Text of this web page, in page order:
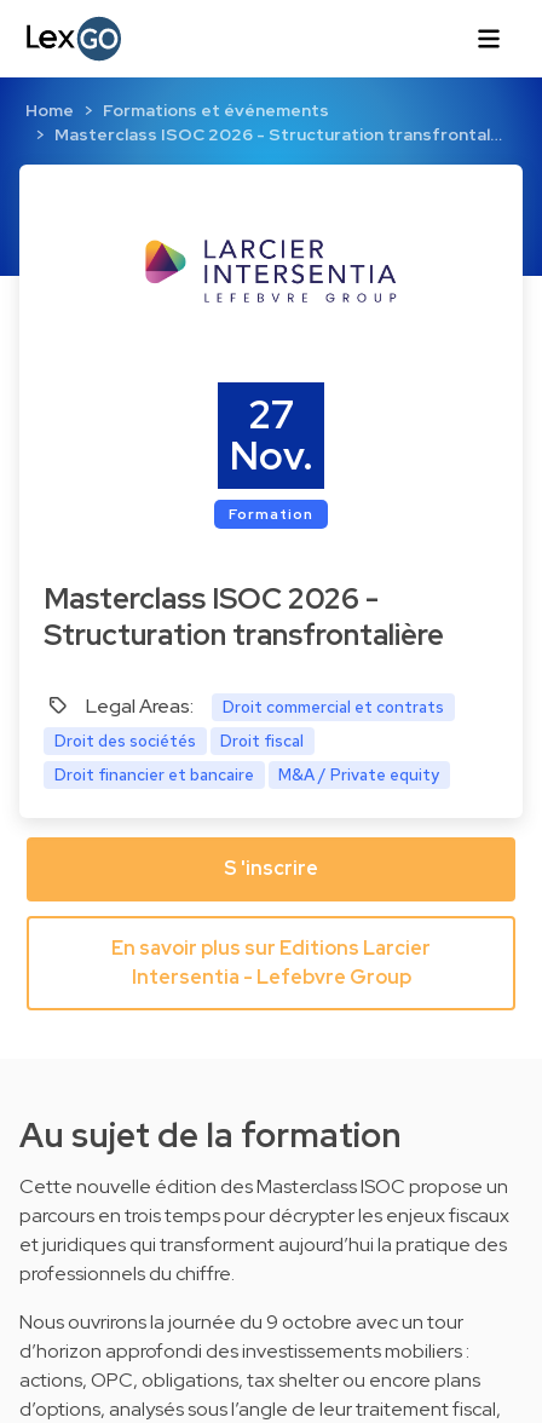
Home
Formations et événements
Masterclass ISOC 2026 - Structuration transfrontal…
Masterclass ISOC 2026 -
Structuration transfrontalière
Legal Areas:
Droit commercial et contrats
Droit des sociétés
Droit fiscal
Droit financier et bancaire
M&A / Private equity
27
Nov.
Formation
S 'inscrire
En savoir plus sur Editions Larcier
Intersentia - Lefebvre Group
Au sujet de la formation
Cette nouvelle édition des Masterclass ISOC propose un
parcours en trois temps pour décrypter les enjeux fiscaux
et juridiques qui transforment aujourd’hui la pratique des
professionnels du chiffre.
Nous ouvrirons la journée du 9 octobre avec un tour
d’horizon approfondi des investissements mobiliers :
actions, OPC, obligations, tax shelter ou encore plans
d’options, analysés sous l’angle de leur traitement fiscal,